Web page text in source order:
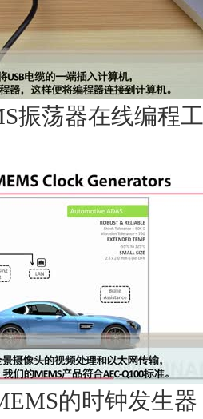
振荡器在线编程
的时钟发生器